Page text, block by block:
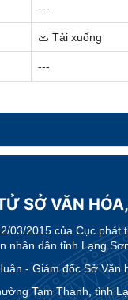
---
Tải xuống
---
SỞ VĂN
03/2015 của Cục phát
nhân dân tỉnh Lạng
- Giám đốc Sở Văn
Tam Thanh, tỉnh